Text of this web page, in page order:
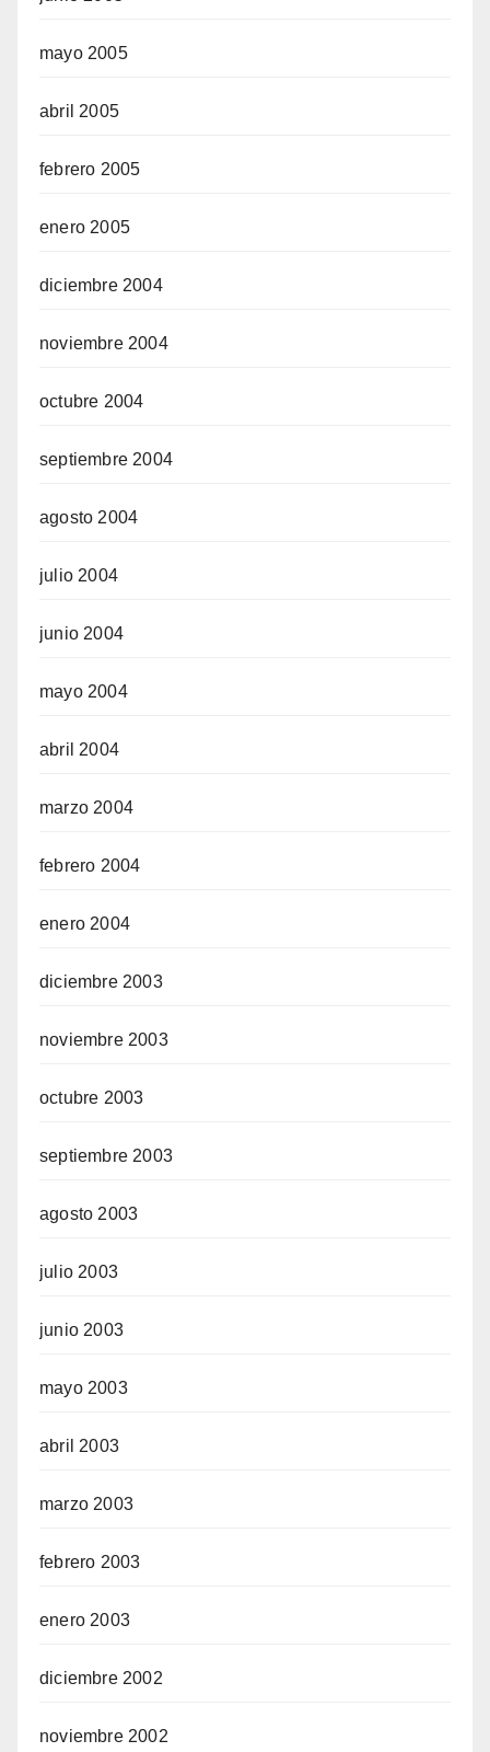
mayo 2005
abril 2005
febrero 2005
enero 2005
diciembre 2004
noviembre 2004
octubre 2004
septiembre 2004
agosto 2004
julio 2004
junio 2004
mayo 2004
abril 2004
marzo 2004
febrero 2004
enero 2004
diciembre 2003
noviembre 2003
octubre 2003
septiembre 2003
agosto 2003
julio 2003
junio 2003
mayo 2003
abril 2003
marzo 2003
febrero 2003
enero 2003
diciembre 2002
noviembre 2002